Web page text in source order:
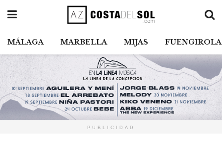
MÁLAGA MARBELLA MIJAS FUENGIROLA
PUBLICIDAD